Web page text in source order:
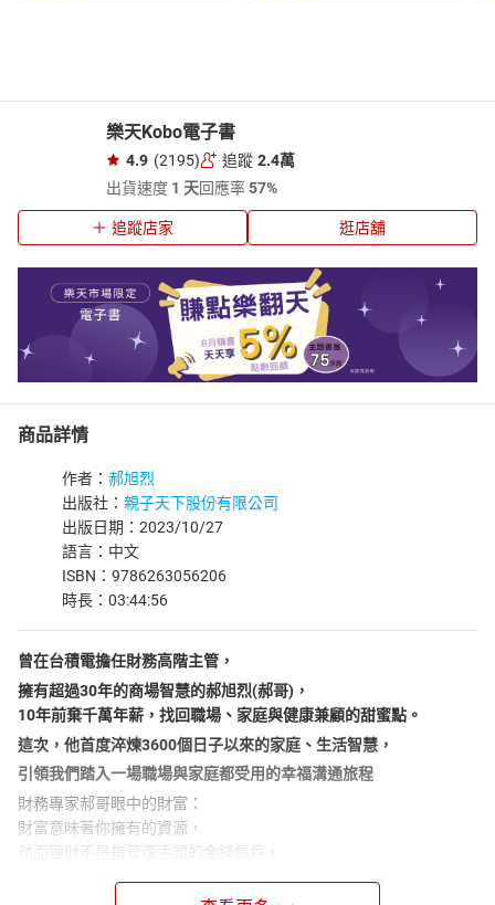
樂天Kobo電子書
4.9 (2195) 追蹤 2.4萬
出貨速度 1 天回應率57%
追蹤店家 逛店舖
商品詳情
作者： 郝旭烈
出版社： 親子天下股份有限公司
出版日期：2023/10/27
語言：中文
ISBN：9786263056206
時長：03:44:56
曾在台積電擔任財務高階主管，
擁有超過30年的商場智慧的郝旭烈(郝哥)，
10年前棄千萬年薪，找回職場、家庭與健康兼顧的甜蜜點。
這次，他首度淬煉3600個日子以來的家庭、生活智慧，
引領我們踏入一場職場與家庭都受用的幸福溝通旅程
財務專家郝哥眼中的財富：
財富意味著你擁有的資源，
然而理財不是指管理手頭的金錢帳戶，